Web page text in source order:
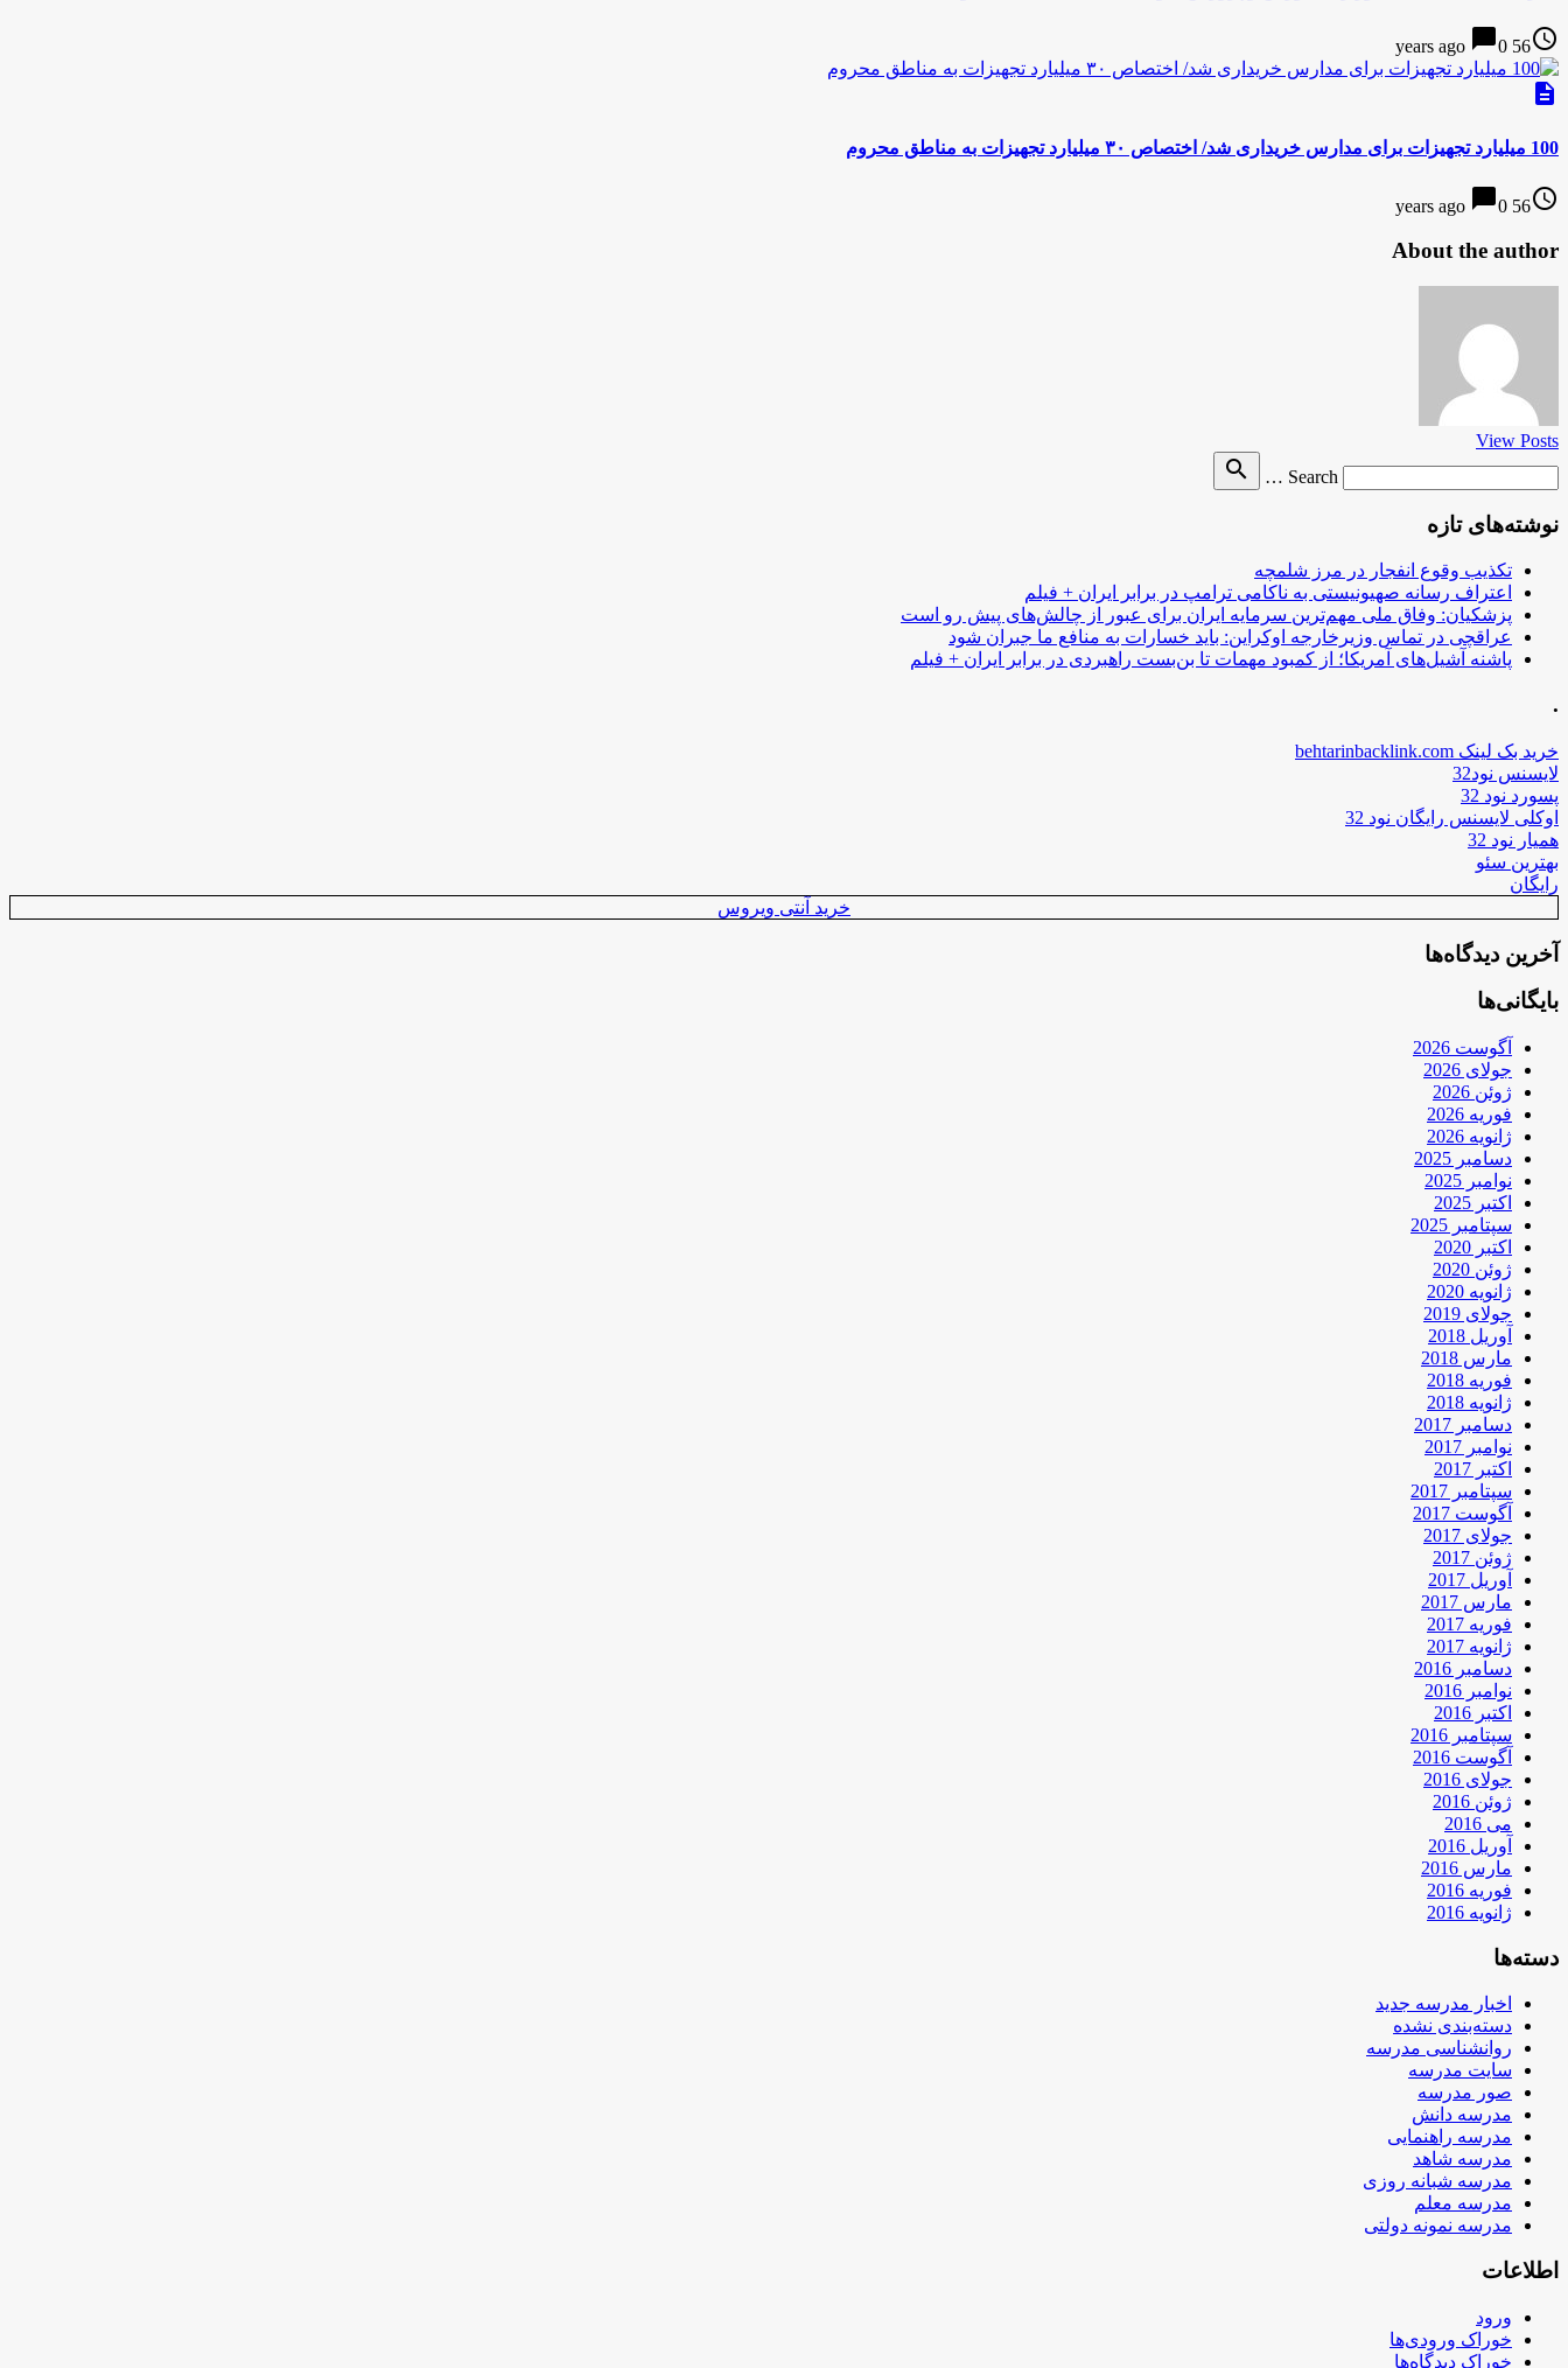
access_time
56 years ago
chat_bubble0
description
100 میلیارد تجهیزات برای مدارس خریداری شد/ اختصاص ۳۰ میلیارد تجهیزات به مناطق محروم
access_time
56 years ago
chat_bubble0
About the author
View Posts
Search …
search
نوشته‌های تازه
تکذیب وقوع انفجار در مرز شلمچه
اعتراف رسانه صهیونیستی به ناکامی ترامپ در برابر ایران + فیلم
پزشکیان: وفاق ملی مهم‌ترین سرمایه ایران برای عبور از چالش‌های پیش رو است
عراقچی در تماس وزیرخارجه اوکراین: باید خسارات به منافع ما جبران شود
پاشنه آشیل‌های آمریکا؛ از کمبود مهمات تا بن‌بست راهبردی در برابر ایران + فیلم
.
خرید بک لینک behtarinbacklink.com
لایسنس نود32
پسورد نود 32
اوکلی لایسنس رایگان نود 32
همیار نود 32
بهترین سئو
رایگان
خرید آنتی ویروس
آخرین دیدگاه‌ها
بایگانی‌ها
آگوست 2026
جولای 2026
ژوئن 2026
فوریه 2026
ژانویه 2026
دسامبر 2025
نوامبر 2025
اکتبر 2025
سپتامبر 2025
اکتبر 2020
ژوئن 2020
ژانویه 2020
جولای 2019
آوریل 2018
مارس 2018
فوریه 2018
ژانویه 2018
دسامبر 2017
نوامبر 2017
اکتبر 2017
سپتامبر 2017
آگوست 2017
جولای 2017
ژوئن 2017
آوریل 2017
مارس 2017
فوریه 2017
ژانویه 2017
دسامبر 2016
نوامبر 2016
اکتبر 2016
سپتامبر 2016
آگوست 2016
جولای 2016
ژوئن 2016
می 2016
آوریل 2016
مارس 2016
فوریه 2016
ژانویه 2016
دسته‌ها
اخبار مدرسه جدید
دسته‌بندی نشده
روانشناسی مدرسه
سایت مدرسه
صور مدرسه
مدرسه دانش
مدرسه راهنمایی
مدرسه شاهد
مدرسه شبانه روزی
مدرسه معلم
مدرسه نمونه دولتی
اطلاعات
ورود
خوراک ورودی‌ها
خوراک دیدگاه‌ها